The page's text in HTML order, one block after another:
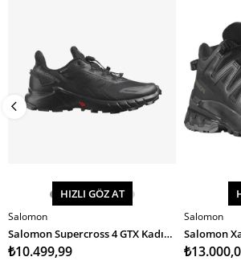
SEPETE EKLE
HIZLI GÖZ AT
Salomon
Salomon Supercross 4 GTX Kadın Koşu Ayakkabısı
₺10.499,99
SEPETE
Salomon